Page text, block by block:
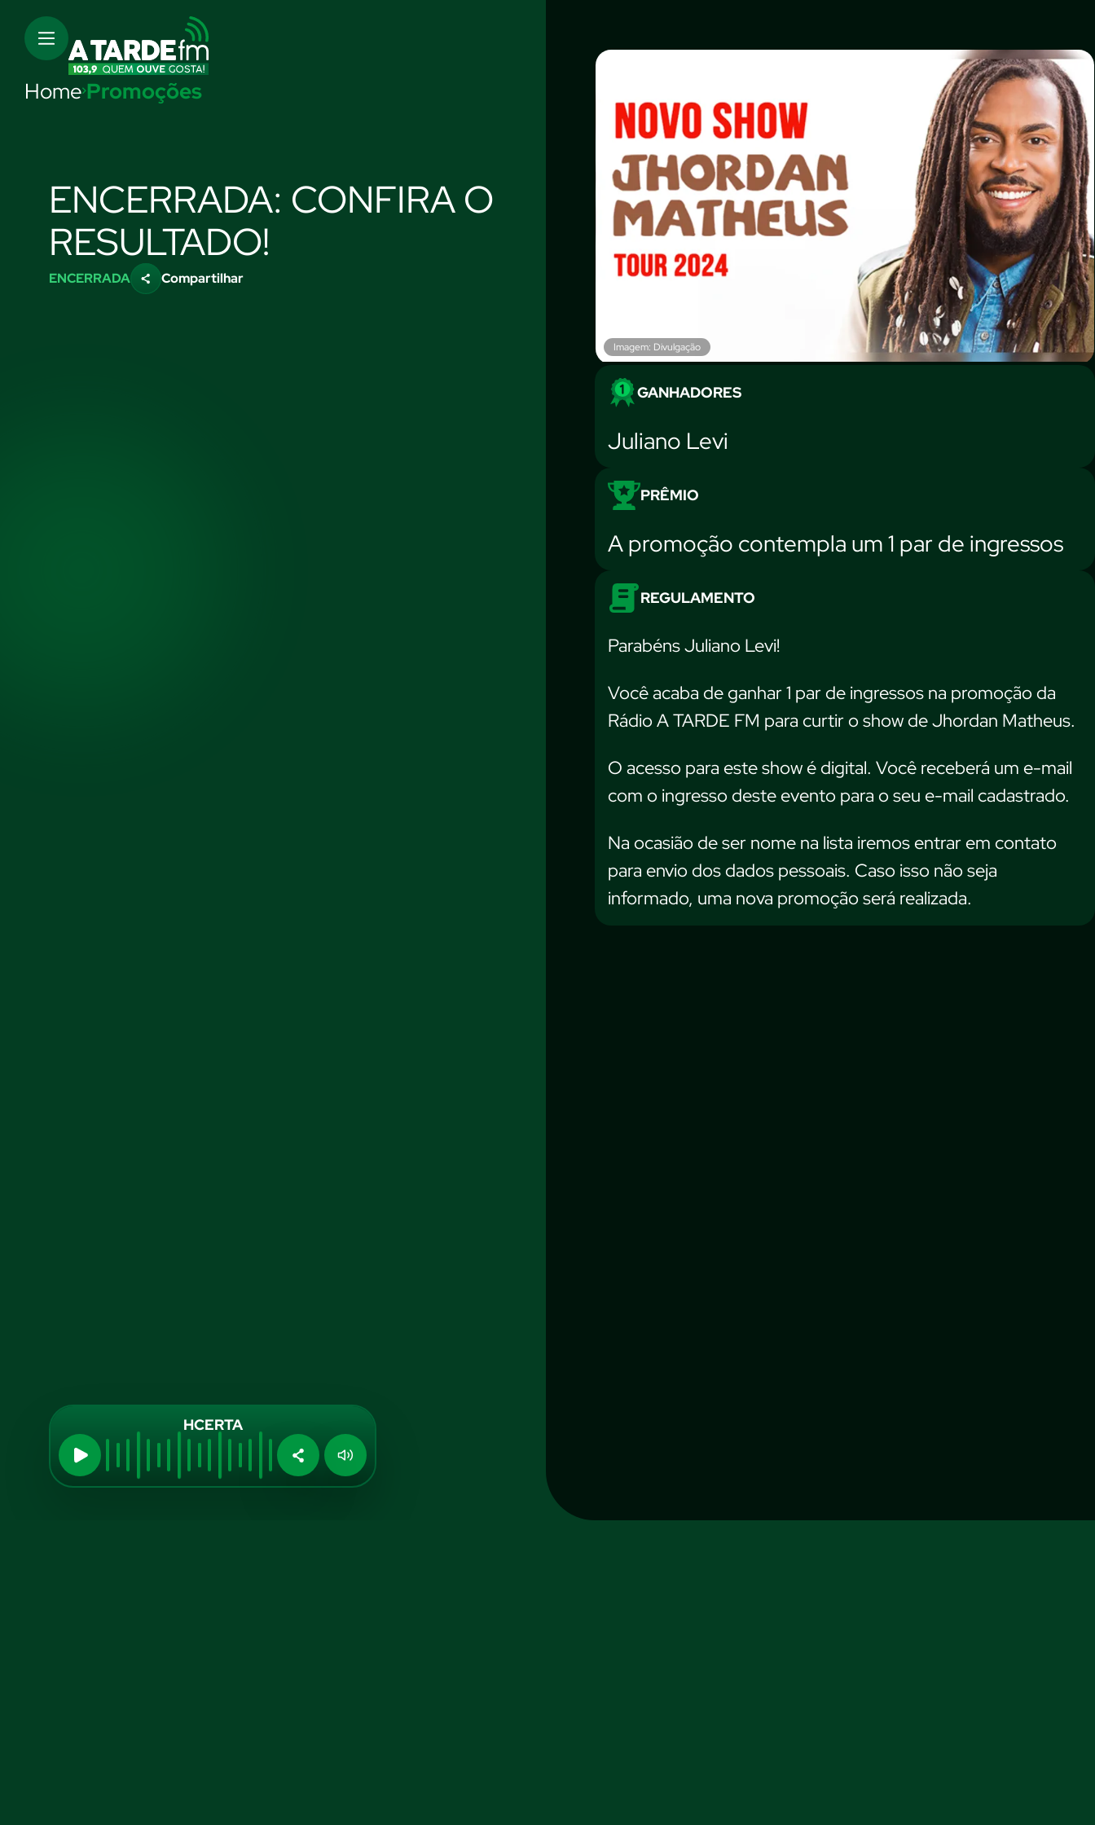
Home Promoções
ENCERRADA: CONFIRA O
RESULTADO!
ENCERRADA Compartilhar
Imagem: Divulgação
GANHADORES
Juliano Levi
PRÊMIO
A promoção contempla um 1 par de ingressos
REGULAMENTO
Parabéns Juliano Levi!
Você acaba de ganhar 1 par de ingressos na promoção da
Rádio A TARDE FM para curtir o show de Jhordan Matheus.
O acesso para este show é digital. Você receberá um e-mail
com o ingresso deste evento para o seu e-mail cadastrado.
Na ocasião de ser nome na lista iremos entrar em contato
para envio dos dados pessoais. Caso isso não seja
informado, uma nova promoção será realizada.
HCERTA